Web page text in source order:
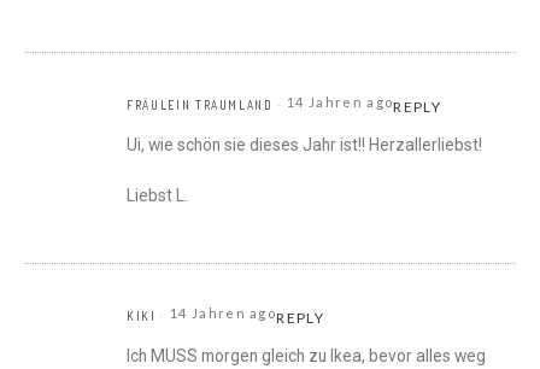
FRÄULEIN TRAUMLAND 14 Jahren agoREPLY
Ui, wie schön sie dieses Jahr ist!! Herzallerliebst!
Liebst L.
KIKI 14 Jahren agoREPLY
Ich MUSS morgen gleich zu Ikea, bevor alles weg